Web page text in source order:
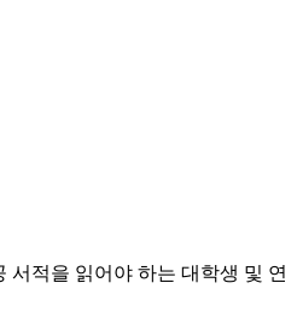
서적을 읽어야 하는 대학생 및 연